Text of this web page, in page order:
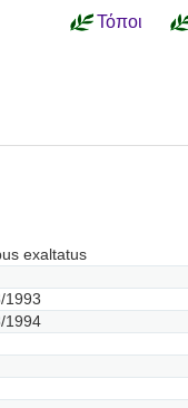
Τόποι
exaltatus
1993
1994